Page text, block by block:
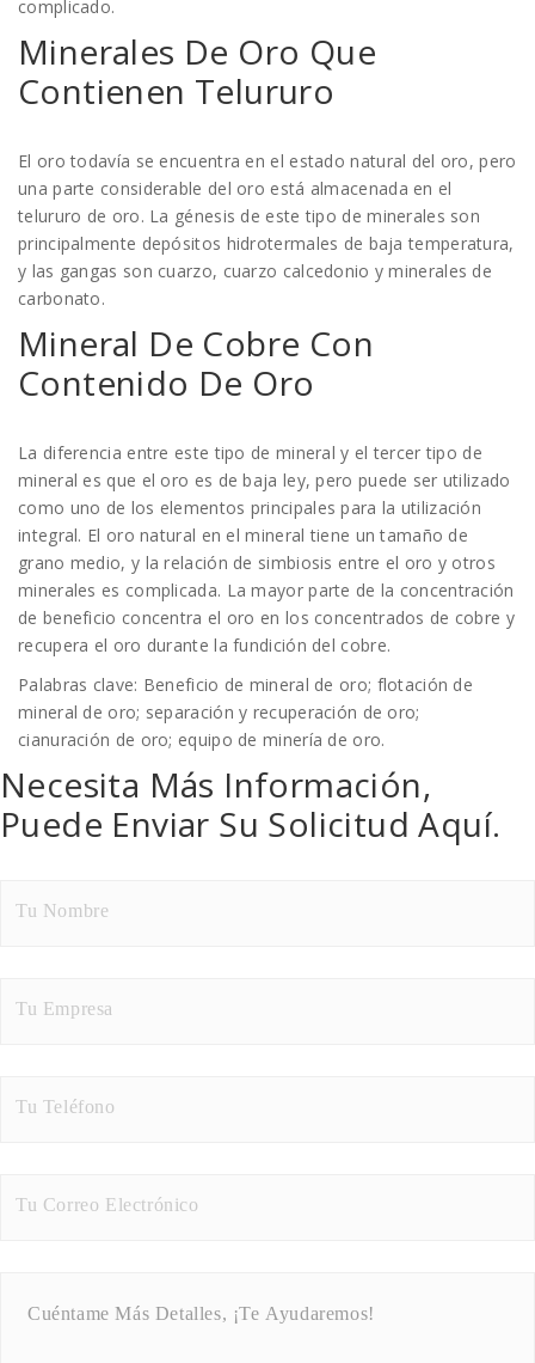
complicado.
Minerales De Oro Que
Contienen Telururo
El oro todavía se encuentra en el estado natural del oro, pero
una parte considerable del oro está almacenada en el
telururo de oro. La génesis de este tipo de minerales son
principalmente depósitos hidrotermales de baja temperatura,
y las gangas son cuarzo, cuarzo calcedonio y minerales de
carbonato.
Mineral De Cobre Con
Contenido De Oro
La diferencia entre este tipo de mineral y el tercer tipo de
mineral es que el oro es de baja ley, pero puede ser utilizado
como uno de los elementos principales para la utilización
integral. El oro natural en el mineral tiene un tamaño de
grano medio, y la relación de simbiosis entre el oro y otros
minerales es complicada. La mayor parte de la concentración
de beneficio concentra el oro en los concentrados de cobre y
recupera el oro durante la fundición del cobre.
Palabras clave: Beneficio de mineral de oro; flotación de
mineral de oro; separación y recuperación de oro;
cianuración de oro; equipo de minería de oro.
Necesita Más Información,
Puede Enviar Su Solicitud Aquí.